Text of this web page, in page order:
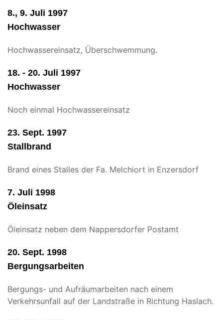
8., 9. Juli 1997
Hochwasser
Hochwassereinsatz, Überschwemmung.
18. - 20. Juli 1997
Hochwasser
Noch einmal Hochwassereinsatz
23. Sept. 1997
Stallbrand
Brand eines Stalles der Fa. Melchiort in Enzersdorf
7. Juli 1998
Öleinsatz
Öleinsatz neben dem Nappersdorfer Postamt
20. Sept. 1998
Bergungsarbeiten
Bergungs- und Aufräumarbeiten nach einem
Verkehrsunfall auf der Landstraße in Richtung Haslach.